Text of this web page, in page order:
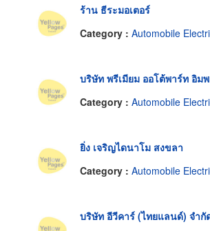
ร้าน ธีระมอเตอร์
Category : Automobile
บริษัท พรีเมียม ออโต้พาร์ท อิม
Category : Automobile
ยิ่ง เจริญไดนาโม สงขลา
Category : Automobile
บริษัท อีวีคาร์ (ไทยแลนด์) จำกั